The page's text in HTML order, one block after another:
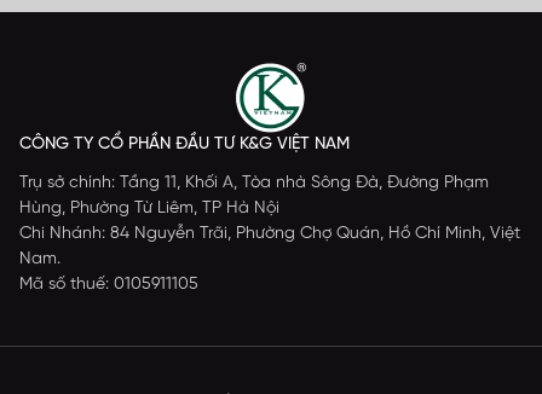
CÔNG TY CỔ PHẦN ĐẦU TƯ K&G VIỆT NAM
Trụ sở chính: Tầng 11, Khối A, Tòa nhà Sông Đà, Đường Phạm
Hùng, Phường Từ Liêm, TP Hà Nội
Chi Nhánh: 84 Nguyễn Trãi, Phường Chợ Quán, Hồ Chí Minh, Việt
Nam.
Mã số thuế: 0105911105